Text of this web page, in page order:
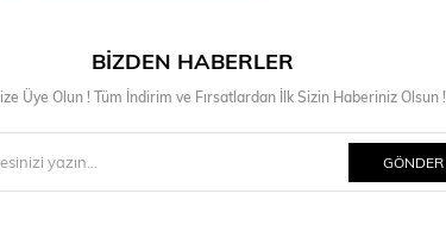
BIZDEN HABERLER
Üye Olun ! Tüm İndirim ve Fırsatlardan İlk Sizin Haberiniz Olsun !
GÖNDER